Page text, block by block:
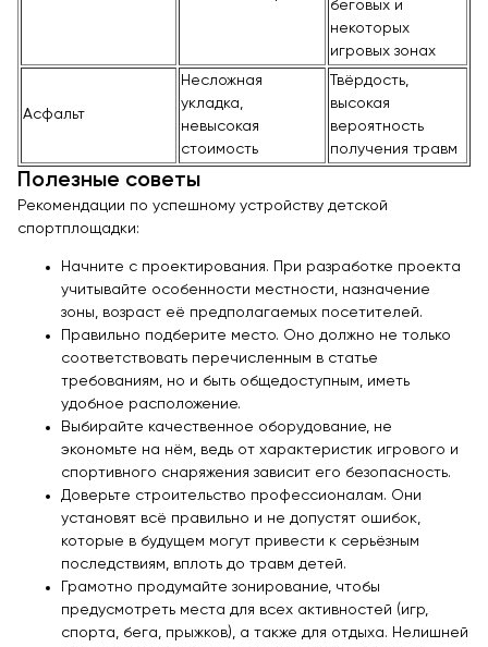
беговых и
некоторых
игровых зонах
Асфальт
Несложная
укладка,
невысокая
стоимость
Твёрдость,
высокая
вероятность
получения травм
Полезные советы
Рекомендации по успешному устройству детской
спортплощадки:
Начните с проектирования. При разработке проекта
учитывайте особенности местности, назначение
зоны, возраст её предполагаемых посетителей.
Правильно подберите место. Оно должно не только
соответствовать перечисленным в статье
требованиям, но и быть общедоступным, иметь
удобное расположение.
Выбирайте качественное оборудование, не
экономьте на нём, ведь от характеристик игрового и
спортивного снаряжения зависит его безопасность.
Доверьте строительство профессионалам. Они
установят всё правильно и не допустят ошибок,
которые в будущем могут привести к серьёзным
последствиям, вплоть до травм детей.
Грамотно продумайте зонирование, чтобы
предусмотреть места для всех активностей (игр,
спорта, бега, прыжков), а также для отдыха. Нелишней